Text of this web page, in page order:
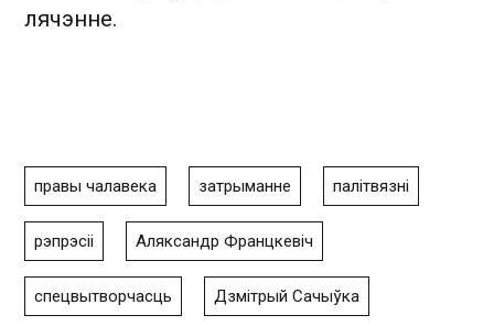
лячэнне.
правы чалавека затрыманне палітвязні
рэпрэсіі Аляксандр Францкевіч
спецвытворчасць Дзмітрый Сачыўка